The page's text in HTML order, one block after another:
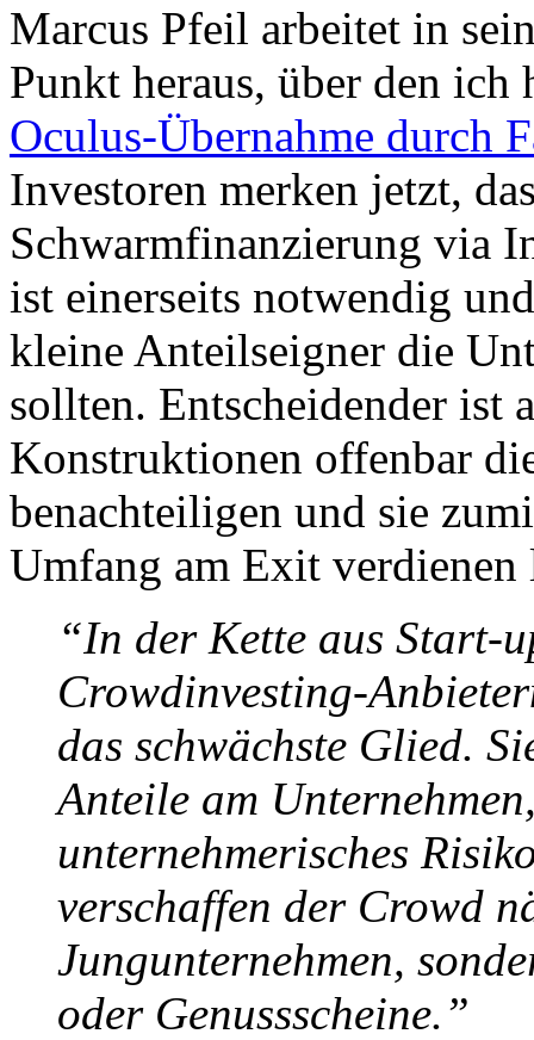
Marcus Pfeil arbeitet in
Punkt heraus, über den
Oculus-Übernahme durch
Investoren merken jetzt,
Schwarmfinanzierung via
ist einerseits notwendig
kleine Anteilseigner die
sollten. Entscheidender ist
Konstruktionen offenbar
benachteiligen und sie
Umfang am Exit verdienen
“In der Kette aus Start-
Crowdinvesting-
das schwächste Glied.
Anteile am
unternehmerisches
verschaffen der Crowd
Jungunternehmen,
oder Genussscheine.”